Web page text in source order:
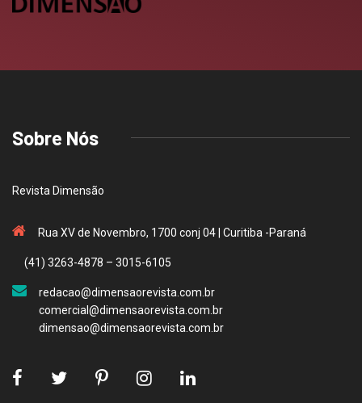
Sobre Nós
Revista Dimensão
Rua XV de Novembro, 1700 conj 04 | Curitiba -Paraná
(41) 3263-4878 – 3015-6105
redacao@dimensaorevista.com.br
comercial@dimensaorevista.com.br
dimensao@dimensaorevista.com.br